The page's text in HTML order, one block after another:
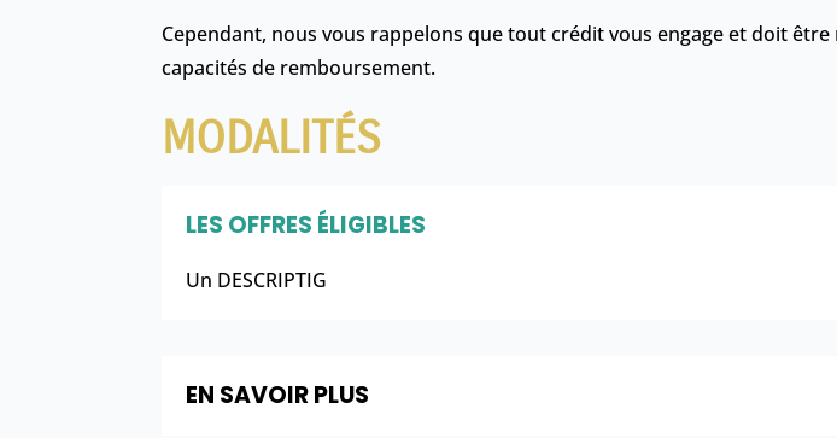
Cependant, nous vous rappelons que tout crédit vous engage et doit
capacités de remboursement.
MODALITÉS
LES OFFRES ÉLIGIBLES
Un DESCRIPTIG
EN SAVOIR PLUS